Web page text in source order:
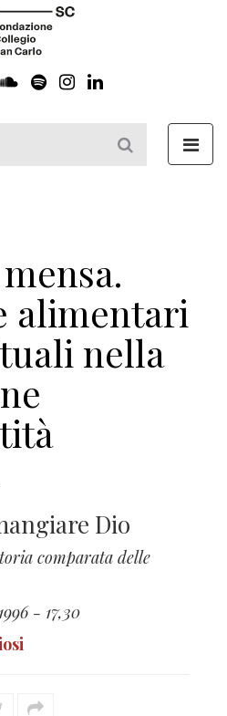
alimentari
nella
Dio
comparata delle
- 17,30